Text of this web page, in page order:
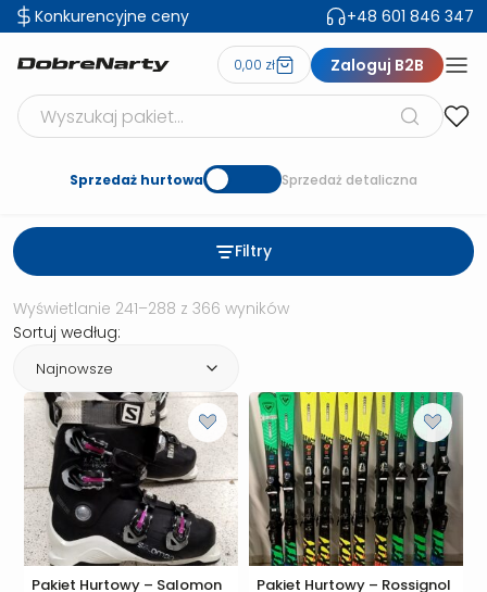
Konkurencyjne ceny +48 601 846 347
Szukaj produktów
0,00 zł Zaloguj B2B
Sprzedaż hurtowa Sprzedaż detaliczna
Filtry
Wyświetlanie 241–288 z 366 wynikówPosortowane według
Sortuj według:
Pakiet Hurtowy – Salomon
Pakiet Hurtowy – Rossignol